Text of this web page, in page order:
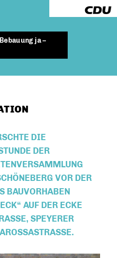
ja –
DIE
DER
VOR DER
BAUVORHABEN
AUF DER ECKE
SPEYERER S